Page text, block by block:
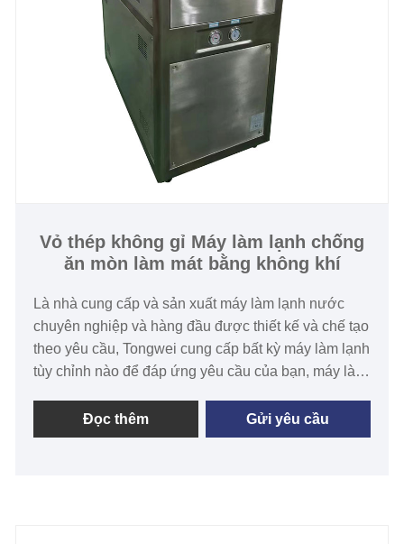
phạm vi bảo hành. Chúng tôi mong muốn trở thành
nhà cung cấp máy làm lạnh bằng thép không gỉ tùy
chỉnh lâu dài của bạn tại Trung Quốc.
Công suất làm lạnh: 1/2 Tấn đến 100 Tấn
Chất làm lạnh: R22/R407c/R134A/R404a
Nguồn điện: 380V/50HZ /3PH (Tiêu chuẩn) / 208-
480V/60HZ/3PH (Tùy chỉnh)
Loại thiết bị bay hơi: Vỏ và ống
Vỏ thép không gỉ Máy làm lạnh chống
ăn mòn làm mát bằng không khí
Là nhà cung cấp và sản xuất máy làm lạnh nước
chuyên nghiệp và hàng đầu được thiết kế và chế tạo
theo yêu cầu, Tongwei cung cấp bất kỳ máy làm lạnh
tùy chỉnh nào để đáp ứng yêu cầu của bạn, máy làm
bằng thép không gỉ được sử dụng rộng rãi trong
ngành công nghiệp thực phẩm, y tế và dược phẩm.
Đọc thêm Gửi yêu cầu